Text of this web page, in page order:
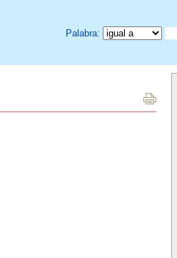
Palabra: